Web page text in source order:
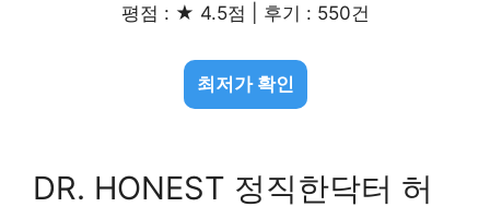
평점 : ★ 4.5점 | 후기 : 550건
최저가 확인
DR. HONEST 정직한닥터 허